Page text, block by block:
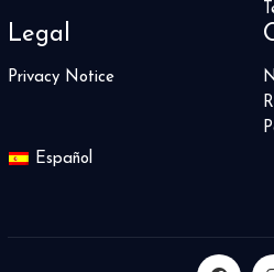
Legal
Privacy Notice
Español